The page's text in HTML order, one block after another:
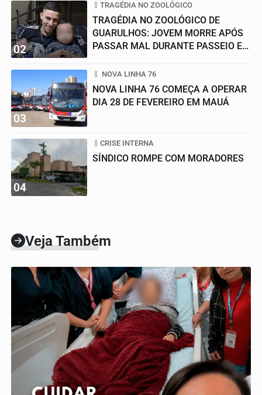
02
TRAGÉDIA NO ZOOLÓGICO
TRAGÉDIA NO ZOOLÓGICO DE
GUARULHOS: JOVEM MORRE APÓS
PASSAR MAL DURANTE PASSEIO EM
03
NOVA LINHA 76
NOVA LINHA 76 COMEÇA A OPERAR
DIA 28 DE FEVEREIRO EM MAUÁ
04
CRISE INTERNA
SÍNDICO ROMPE COM MORADORES
Veja Também